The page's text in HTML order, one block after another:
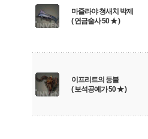
마즐라야 청새치 박제
( 연금술사 50 ★ )
이프리트의 등불
( 보석공예가 50 ★ )